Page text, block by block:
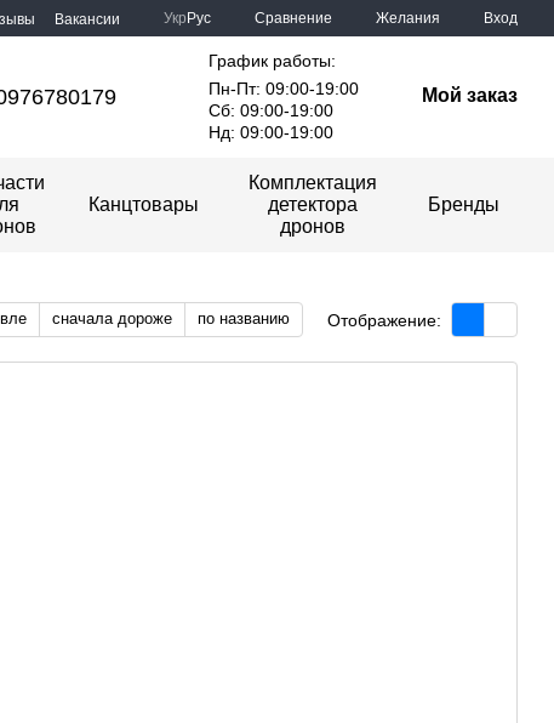
Вакансии Укр Рус Сравнение Желания Вход
График работы:
Пн-Пт: 09:00-19:00
Сб: 09:00-19:00
Нд: 09:00-19:00
Мой заказ
Канцтовары
Комплектация
детектора
дронов
Бренды
сначала дороже по названию Отображение: